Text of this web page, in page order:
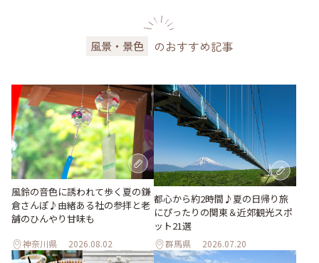
風景・景色 のおすすめ記事
風鈴の音色に誘われて歩く夏の鎌
倉さんぽ♪由緒ある社の参拝と老
舗のひんやり甘味も
神奈川県 2026.08.02
都心から約2時間♪夏の日帰り旅
にぴったりの関東＆近郊観光スポ
ット21選
群馬県 2026.07.20